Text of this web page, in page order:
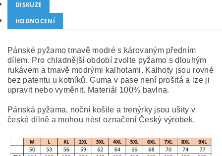
DISKUZE
HODNOCENÍ
Pánské pyžamo tmavě modré s károvaným předním
dílem. Pro chladnější období zvolte pyžamo s dlouhým
rukávem a tmavě modrými kalhotami. Kalhoty jsou rovné
bez patentu u kotníků. Guma v pase není prošitá a lze ji
upravit nebo vyměnit. Materiál 100% bavlna.
Pánská pyžama, noční košile a trenýrky jsou ušity v
české dílně a mohou nést označení Český výrobek.